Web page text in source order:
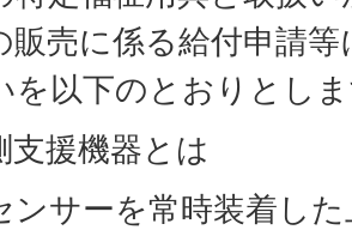
販売に係る給付申請
を以下のとおりとし
支援機器とは
ンサーを常時装着し